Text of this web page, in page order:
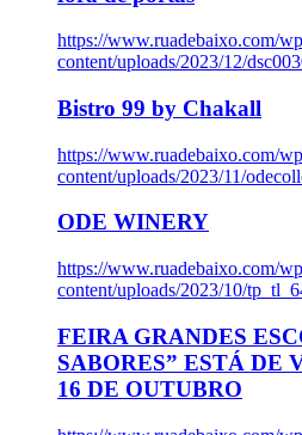
https://www.ruadebaixo.com/
content/uploads/2023/12/
Bistro 99 by Chakall
https://www.ruadebaixo.com/
content/uploads/2023/11/
ODE WINERY
https://www.ruadebaixo.com/
content/uploads/2023/10/
FEIRA GRANDES
SABORES” ESTÁ DE
16 DE OUTUBRO